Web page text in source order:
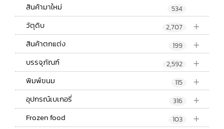
สินค้ามาใหม่ 534
+
วัตุดิบ 2,707
+
สินค้าตกแต่ง 199
+
บรรจุภัณฑ์ 2,592
+
พิมพ์ขนม 115
+
อุปกรณ์เบเกอรี่ 316
+
Frozen food 103